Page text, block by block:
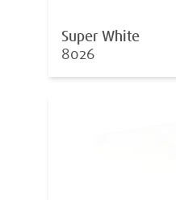
Super White
8026